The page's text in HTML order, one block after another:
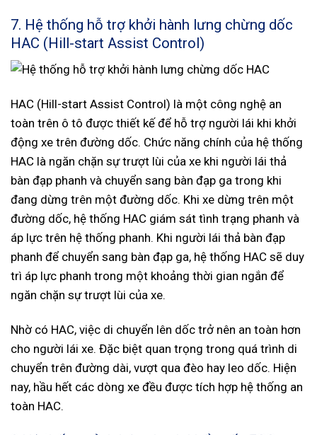
7. Hệ thống hỗ trợ khởi hành lưng chừng dốc
HAC (Hill-start Assist Control)
HAC (Hill-start Assist Control) là một công nghệ an
toàn trên ô tô được thiết kế để hỗ trợ người lái khi khởi
động xe trên đường dốc. Chức năng chính của hệ thống
HAC là ngăn chặn sự trượt lùi của xe khi người lái thả
bàn đạp phanh và chuyển sang bàn đạp ga trong khi
đang dừng trên một đường dốc. Khi xe dừng trên một
đường dốc, hệ thống HAC giám sát tình trạng phanh và
áp lực trên hệ thống phanh. Khi người lái thả bàn đạp
phanh để chuyển sang bàn đạp ga, hệ thống HAC sẽ duy
trì áp lực phanh trong một khoảng thời gian ngắn để
ngăn chặn sự trượt lùi của xe.
Nhờ có HAC, việc di chuyển lên dốc trở nên an toàn hơn
cho người lái xe. Đặc biệt quan trọng trong quá trình di
chuyển trên đường dài, vượt qua đèo hay leo dốc. Hiện
nay, hầu hết các dòng xe đều được tích hợp hệ thống an
toàn HAC.